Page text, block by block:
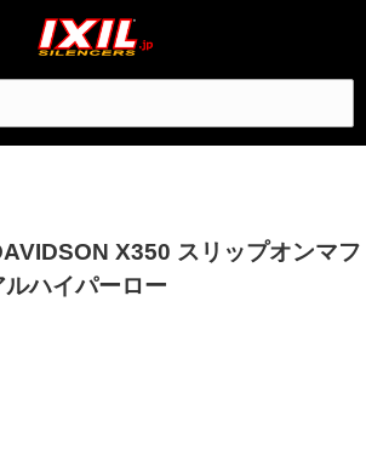
X350 スリップオンマフ
ハイパーロー